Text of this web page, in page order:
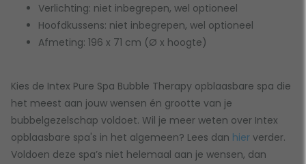
Verlichting: niet inbegrepen, wel optioneel
Hoofdkussens: niet inbegrepen, wel optioneel
Afmeting: 196 x 71 cm (Ø x hoogte)
Kies de Intex Pure Spa Bubble Therapy opblaasbare spa die
het meest aan jouw wensen én grootte van je
bubbelgezelschap voldoet. Wil je meer weten over Intex
opblaasbare spa's in het algemeen? Lees dan hier verder.
Voldoen deze spa’s niet helemaal aan je wensen, dan